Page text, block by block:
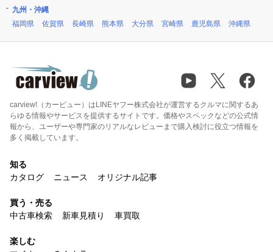
九州・沖縄
福岡県
佐賀県 長崎県 熊本県 大分県 宮崎県 鹿児島県 沖縄県
carview!（カービュー）はLINEヤフー株式会社が運営するクルマに関するあ
らゆる情報やサービスを提供するサイトです。価格やスペックなどの公式情
報から、ユーザーや専門家のリアルなレビューまで購入検討に役立つ情報を
多く掲載しています。
知る
カタログ
ニュース オリジナル記事
買う・売る
中古車検索
新車見積り 車買取
楽しむ